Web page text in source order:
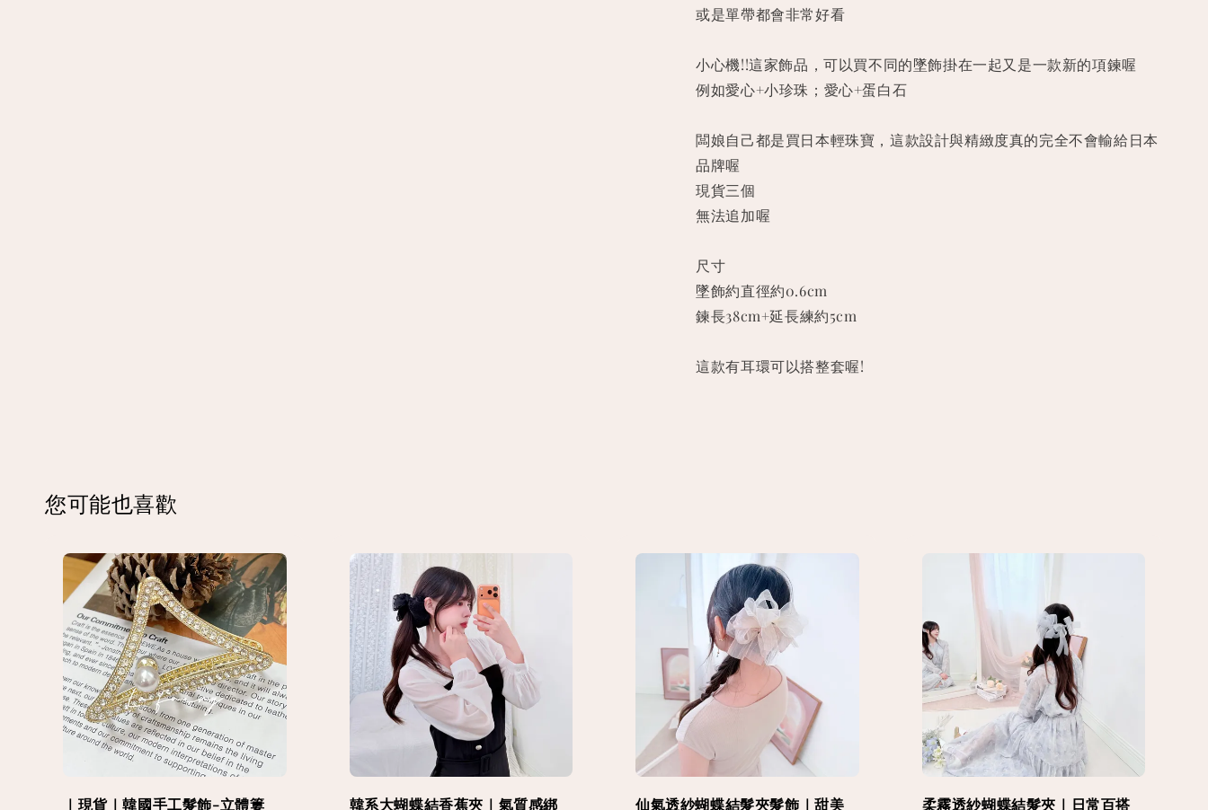
或是單帶都會非常好看
小心機!!這家飾品，可以買不同的墜飾掛在一起又是一款新的項鍊喔
例如愛心+小珍珠；愛心+蛋白石
闆娘自己都是買日本輕珠寶，這款設計與精緻度真的完全不會輸給日本
品牌喔
現貨三個
無法追加喔
尺寸
墜飾約直徑約0.6cm
鍊長38cm+延長練約5cm
這款有耳環可以搭整套喔!
您可能也喜歡
｜現貨｜韓國手工髮飾-立體簍 韓系大蝴蝶結香蕉夾｜氣質感綁 仙氣透紗蝴蝶結髮夾髮飾｜甜美 柔霧透紗蝴蝶結髮夾｜日常百搭